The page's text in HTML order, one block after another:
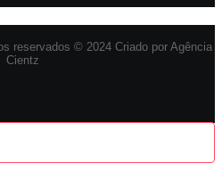
reservados © 2024 Criado por Agência
Cientz